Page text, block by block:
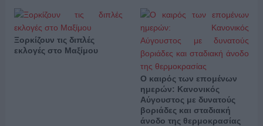
Ξορκίζουν τις διπλές
εκλογές στο Μαξίμου
Ο καιρός των επομένων
ημερών: Κανονικός
Αύγουστος με δυνατούς
βοριάδες και σταδιακή
άνοδο της θερμοκρασίας